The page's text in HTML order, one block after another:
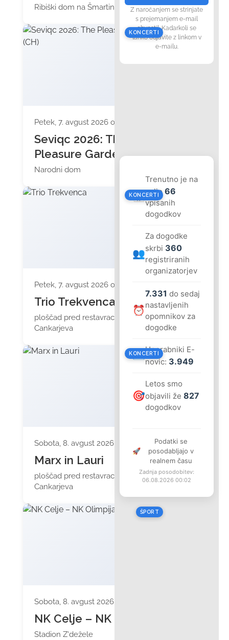
Ribiški dom na Šmartinskem jezeru
KONCERTI
Petek, 7. avgust 2026 ob 19:30
Seviqc 2026: The
Pleasure Garden (CH)
Narodni dom
KONCERTI
Petek, 7. avgust 2026 ob 20:00
Trio Trekvenca
ploščad pred restavracijo
Cankarjeva
KONCERTI
Sobota, 8. avgust 2026 ob 20:00
Marx in Lauri
ploščad pred restavracijo
Cankarjeva
ŠPORT
Sobota, 8. avgust 2026 ob 20:15
NK Celje – NK Olimpija
Stadion Z'dežele
Z naročanjem se strinjate
s prejemanjem e-mail
obvestil. Kadarkoli se
lahko odjavite z linkom v
e-mailu.
📅
Trenutno je na
voljo66
vpisanih
dogodkov
👥
Za dogodke
skrbi 360
registriranih
organizatorjev
⏰
7.331 do sedaj
nastavljenih
opomnikov za
dogodke
📧
Uporabniki E-
novic: 3.949
🎯
Letos smo
objavili že 827
dogodkov
🚀
Podatki se
posodabljajo v
realnem času
Zadnja posodobitev:
06.08.2026 00:02